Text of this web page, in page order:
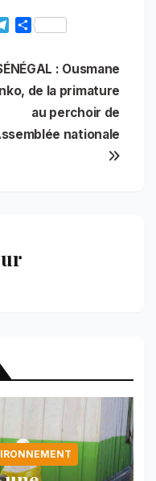
e
g
m
S
r
e
: Ousmane
de la primature
au perchoir de
nationale